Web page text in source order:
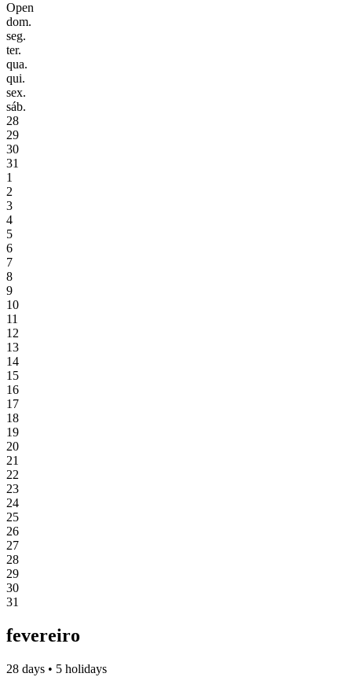
Open
dom.
seg.
ter.
qua.
qui.
sex.
sáb.
28
29
30
31
1
2
3
4
5
6
7
8
9
10
11
12
13
14
15
16
17
18
19
20
21
22
23
24
25
26
27
28
29
30
31
fevereiro
28 days • 5 holidays